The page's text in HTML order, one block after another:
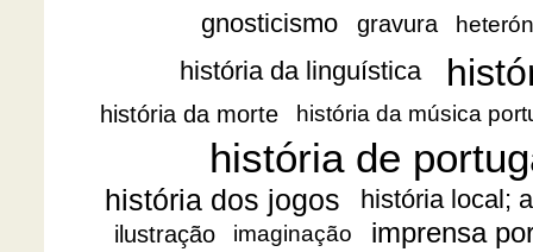
gnosticismo gravura
história da linguística
história da morte história da música
história de
história dos jogos história local;
ilustração imaginação imprensa